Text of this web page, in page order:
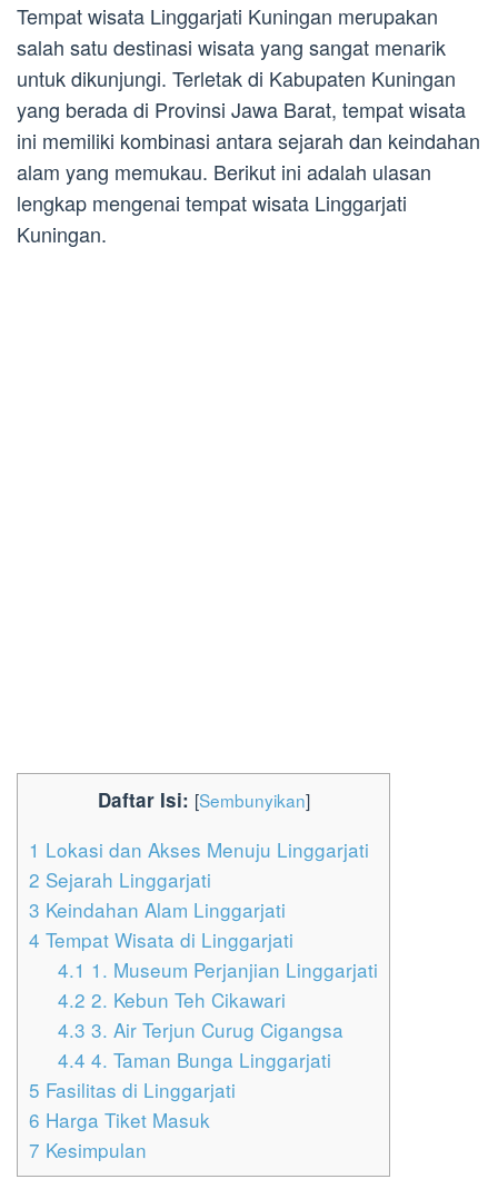
Tempat wisata Linggarjati Kuningan merupakan
salah satu destinasi wisata yang sangat menarik
untuk dikunjungi. Terletak di Kabupaten Kuningan
yang berada di Provinsi Jawa Barat, tempat wisata
ini memiliki kombinasi antara sejarah dan keindahan
alam yang memukau. Berikut ini adalah ulasan
lengkap mengenai tempat wisata Linggarjati
Kuningan.
Daftar Isi: [Sembunyikan]
1 Lokasi dan Akses Menuju Linggarjati
2 Sejarah Linggarjati
3 Keindahan Alam Linggarjati
4 Tempat Wisata di Linggarjati
4.1 1. Museum Perjanjian Linggarjati
4.2 2. Kebun Teh Cikawari
4.3 3. Air Terjun Curug Cigangsa
4.4 4. Taman Bunga Linggarjati
5 Fasilitas di Linggarjati
6 Harga Tiket Masuk
7 Kesimpulan